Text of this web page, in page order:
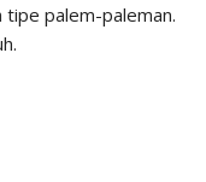
tipe palem-paleman.